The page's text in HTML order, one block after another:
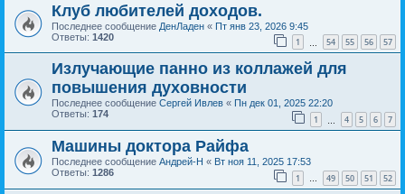
Клуб любителей доходов.
Последнее сообщение ДенЛаден « Пт янв 23, 2026 9:45
Ответы: 1420 1 54 55 56 57
Излучающие панно из коллажей для
повышения духовности
Последнее сообщение Сергей Ивлев « Пн дек 01, 2025 22:20
Ответы: 174 1 4 5 6 7
Машины доктора Райфа
Последнее сообщение Андрей-Н « Вт ноя 11, 2025 17:53
Ответы: 1286 1 … 49 50 51 52